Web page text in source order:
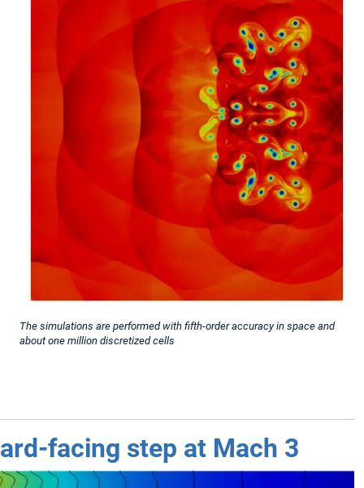
The simulations are performed with fifth-order accuracy in space and
about one million discretized cells
facing step at Mach 3